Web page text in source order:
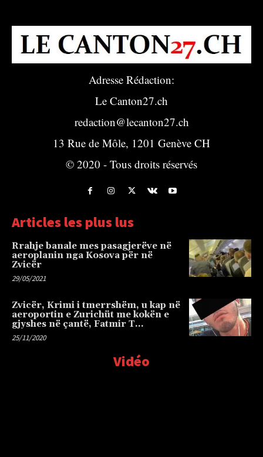
Adresse Rédaction:
Le Canton27.ch
redaction@lecanton27.ch
13 Rue de Môle, 1201 Genève CH
© 2020 - Tous droits réservés
Articles les plus lus
Rrahje banale mes pasagjerëve në
aeroplanin nga Kosova për në
Zvicër
29/05/2021
Zvicër, Krimi i tmerrshëm, u kap në
aeroportin e Zurichüt me kokën e
gjyshes në çantë, Fatmir T…
25/11/2020
Vidéo